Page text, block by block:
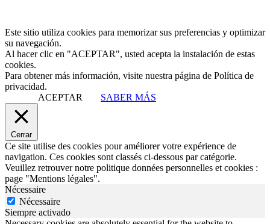
Este sitio utiliza cookies para memorizar sus preferencias y optimizar
su navegación.
Al hacer clic en "ACEPTAR", usted acepta la instalación de estas
cookies.
Para obtener más información, visite nuestra página de Política de
privacidad.
ACEPTAR
SABER MÁS
Cerrar
Ce site utilise des cookies pour améliorer votre expérience de
navigation. Ces cookies sont classés ci-dessous par catégorie.
Veuillez retrouver notre politique données personnelles et cookies :
page "Mentions légales".
Nécessaire
Nécessaire
Siempre activado